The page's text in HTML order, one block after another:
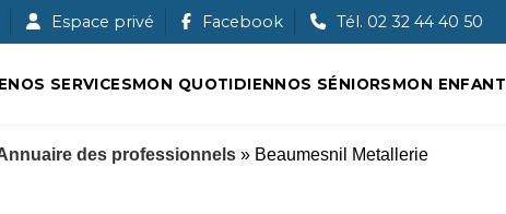
en-Ouche
Espace privé Facebook Tél. 02 32 44 40 50
NOS SERVICESMON QUOTIDIENNOS SÉNIORSMON ENFANT
des professionnels» Beaumesnil Metallerie